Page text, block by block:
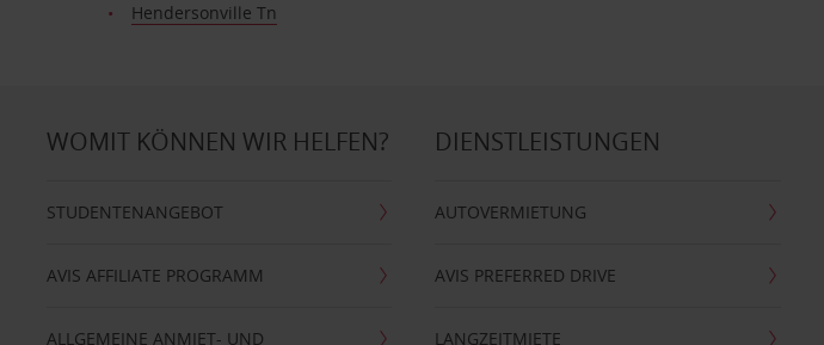
Hendersonville Tn
WOMIT KÖNNEN WIR HELFEN?
STUDENTENANGEBOT
AVIS AFFILIATE PROGRAMM
ALLGEMEINE ANMIET- UND
DIENSTLEISTUNGEN
AUTOVERMIETUNG
AVIS PREFERRED DRIVE
LANGZEITMIETE